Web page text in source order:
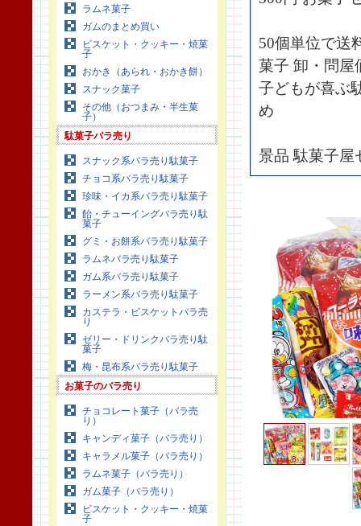
ラムネ菓子
ガムのまとめ買い
ビスケット・クッキー・焼菓
子
おかき（あられ・おかき餅）
スナック菓子
その他（おつまみ・半生菓
子）
駄菓子バラ売り
スナック系バラ売り駄菓子
チョコ系バラ売り駄菓子
珍味・イカ系バラ売り駄菓子
飴・チューイングバラ売り駄
菓子
グミ・お餅系バラ売り駄菓子
ラムネバラ売り駄菓子
ガム系バラ売り駄菓子
ラーメン系バラ売り駄菓子
カステラ・ビスケットバラ売
り
ゼリー・ドリンクバラ売り駄
菓子
梅・昆布系バラ売り駄菓子
お菓子のバラ売り
チョコレート菓子（バラ売
り）
キャンディ菓子（バラ売り）
キャラメル菓子（バラ売り）
ラムネ菓子（バラ売り）
ガム菓子（バラ売り）
ビスケット・クッキー・焼菓
子
50個単位で送
菓子 卸・問屋
子どもが喜ぶ
め
景品 駄菓子屋